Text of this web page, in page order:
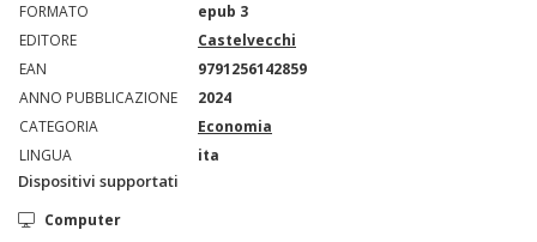
FORMATO
epub 3
EDITORE
Castelvecchi
EAN
9791256142859
ANNO PUBBLICAZIONE
2024
CATEGORIA
Economia
LINGUA
ita
Dispositivi supportati
Computer